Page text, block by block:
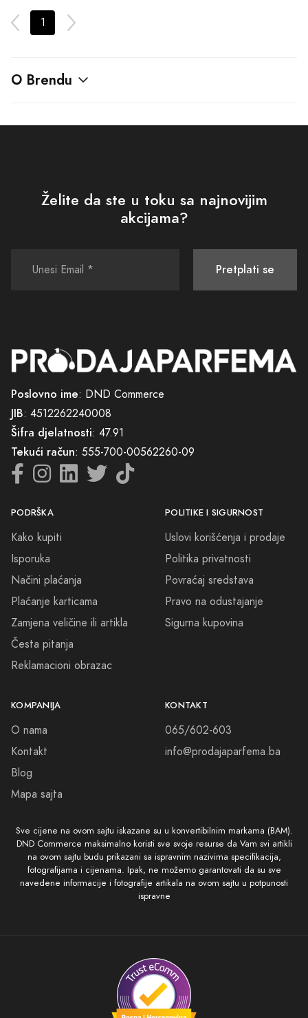
1
O Brendu
Želite da ste u toku sa najnovijim
akcijama?
Pretplati se
Poslovno ime: DND Commerce
JIB: 4512262240008
Šifra djelatnosti: 47.91
Tekući račun: 555-700-00562260-09
PODRŠKA
Kako kupiti
Isporuka
Načini plaćanja
Plaćanje karticama
Zamjena veličine ili artikla
Česta pitanja
Reklamacioni obrazac
POLITIKE I SIGURNOST
Uslovi korišćenja i prodaje
Politika privatnosti
Povraćaj sredstava
Pravo na odustajanje
Sigurna kupovina
KOMPANIJA
O nama
Kontakt
Blog
Mapa sajta
KONTAKT
065/602-603
info@prodajaparfema.ba
Sve cijene na ovom sajtu iskazane su u konvertibilnim markama (BAM).
DND Commerce maksimalno koristi sve svoje resurse da Vam svi artikli
na ovom sajtu budu prikazani sa ispravnim nazivima specifikacija,
fotografijama i cijenama. Ipak, ne možemo garantovati da su sve
navedene informacije i fotografije artikala na ovom sajtu u potpunosti
ispravne